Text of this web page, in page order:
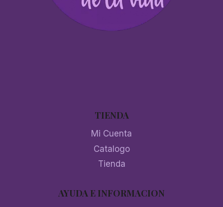
TIENDA
Mi Cuenta
Catalogo
Tienda
AYUDA E INFORMACION